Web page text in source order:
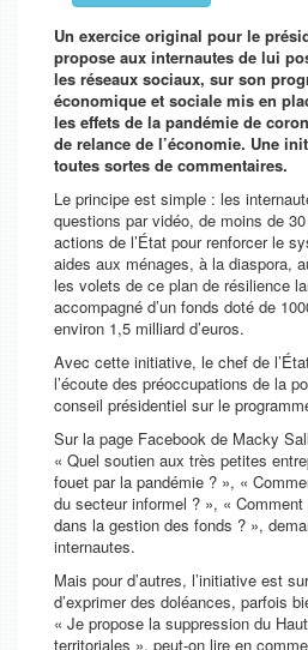
Un exercice original pour le
propose aux internautes de lui
les réseaux sociaux, sur son
économique et sociale mis en
les effets de la pandémie de
de relance de l’économie. Une
toutes sortes de commentaires.
Le principe est simple : les
questions par vidéo, de moins de
actions de l’État pour renforcer le
aides aux ménages, à la diaspora,
les volets de ce plan de résilience
accompagné d’un fonds doté de
environ 1,5 milliard d’euros.
Avec cette initiative, le chef de
l’écoute des préoccupations de la
conseil présidentiel sur le
Sur la page Facebook de Macky
« Quel soutien aux très petites
fouet par la pandémie ? », «
du secteur informel ? », «
dans la gestion des fonds ? »,
internautes.
Mais pour d’autres, l’initiative est
d’exprimer des doléances, parfois
« Je propose la suppression du
territoriales », peut-on lire en